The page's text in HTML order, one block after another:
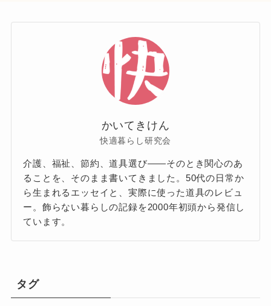
かいてきけん
快適暮らし研究会
介護、福祉、節約、道具選び——そのとき関心のあ
ることを、そのまま書いてきました。50代の日常か
ら生まれるエッセイと、実際に使った道具のレビュ
ー。飾らない暮らしの記録を2000年初頭から発信し
ています。
タグ